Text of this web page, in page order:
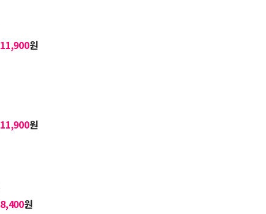
11,900원
11,900원
8,400원